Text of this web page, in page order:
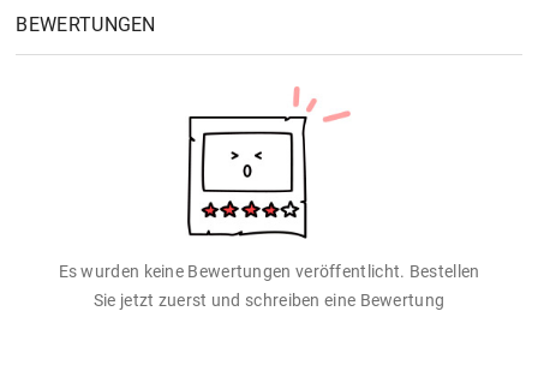
BEWERTUNGEN
Es wurden keine Bewertungen veröffentlicht. Bestellen
Sie jetzt zuerst und schreiben eine Bewertung